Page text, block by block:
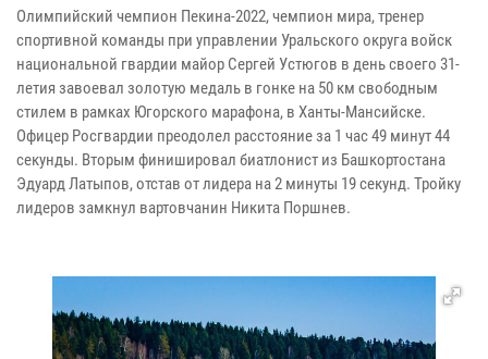
Олимпийский чемпион Пекина-2022, чемпион мира, тренер
спортивной команды при управлении Уральского округа войск
национальной гвардии майор Сергей Устюгов в день своего 31-
летия завоевал золотую медаль в гонке на 50 км свободным
стилем в рамках Югорского марафона, в Ханты-Мансийске.
Офицер Росгвардии преодолел расстояние за 1 час 49 минут 44
секунды. Вторым финишировал биатлонист из Башкортостана
Эдуард Латыпов, отстав от лидера на 2 минуты 19 секунд. Тройку
лидеров замкнул вартовчанин Никита Поршнев.